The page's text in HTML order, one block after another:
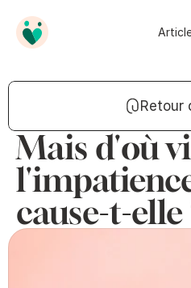
Retour
Mais d'où
cause-t-elle